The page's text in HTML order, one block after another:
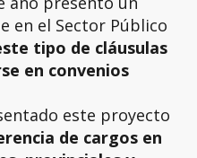
en el Sector Público
tipo de cláusulas
en convenios
este proyecto
de cargos en